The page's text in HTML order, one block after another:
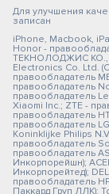
Для улучшения
записан
iPhone, Macbook,
Honor -
ТЕКНОЛОДЖИС КО.,
Electronics Co. Ltd.
правообладатель
правообладатель
правообладатель
Xiaomi Inc.; ZTE -
правообладатель
правообладатель
Koninklijke Philips
правообладатель
правообладатель
Инкорпорейшн);
Инкорпорейтед);
правообладатель
Паккард Груп ЛЛК);